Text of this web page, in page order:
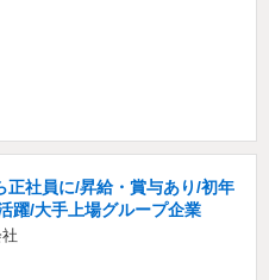
正社員に/昇給・賞与あり/初年
躍/大手上場グループ企業